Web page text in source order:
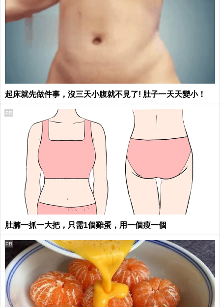
起床就先做件事，沒三天小腹就不見了! 肚子一天天變小！
肚腩一抓一大把，只需1個雞蛋，用一個瘦一個
PR
PR